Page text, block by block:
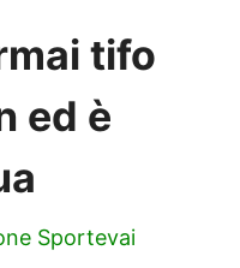
tifo
ed è
Sportevai